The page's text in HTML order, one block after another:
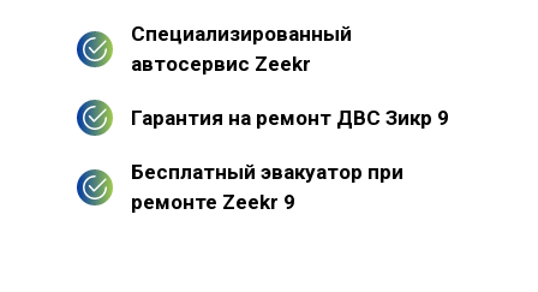
Специализированный
автосервис Zeekr
Гарантия на ремонт ДВС Зикр 9
Бесплатный эвакуатор при
ремонте Zeekr 9